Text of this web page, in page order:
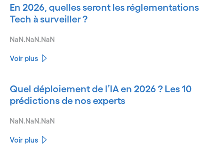
En 2026, quelles seront les réglementations
Tech à surveiller ?
NaN.NaN.NaN
Voir plus
Quel déploiement de l’IA en 2026 ? Les 10
prédictions de nos experts
NaN.NaN.NaN
Voir plus